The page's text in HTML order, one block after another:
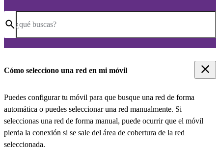
¿qué buscas?
Cómo selecciono una red en mi móvil
Puedes configurar tu móvil para que busque una red de forma
automática o puedes seleccionar una red manualmente. Si
seleccionas una red de forma manual, puede ocurrir que el móvil
pierda la conexión si se sale del área de cobertura de la red
seleccionada.